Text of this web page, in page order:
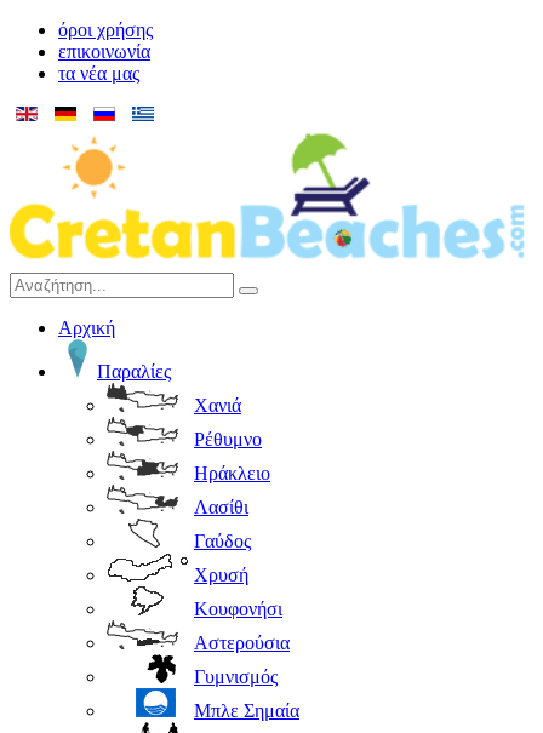
όροι χρήσης
επικοινωνία
τα νέα μας
Αρχική
Παραλίες
Χανιά
Ρέθυμνο
Ηράκλειο
Λασίθι
Γαύδος
Χρυσή
Κουφονήσι
Αστερούσια
Γυμνισμός
Μπλε Σημαία